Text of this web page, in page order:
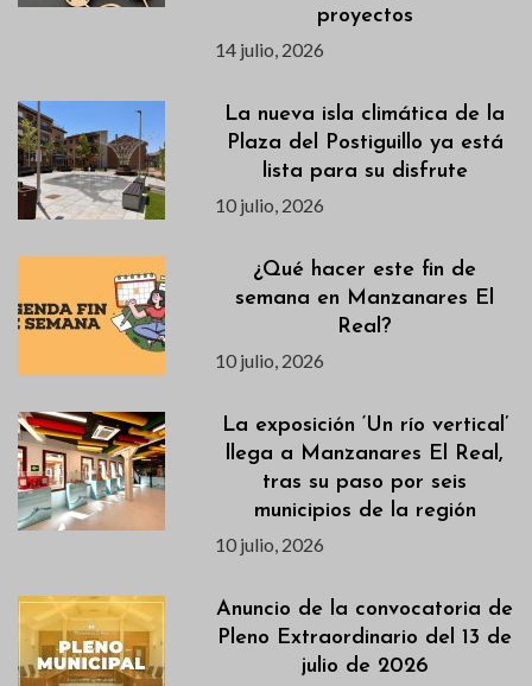
proyectos
14 julio, 2026
La nueva isla climática de la
Plaza del Postiguillo ya está
lista para su disfrute
10 julio, 2026
¿Qué hacer este fin de
semana en Manzanares El
Real?
10 julio, 2026
La exposición ‘Un río vertical’
llega a Manzanares El Real,
tras su paso por seis
municipios de la región
10 julio, 2026
Anuncio de la convocatoria de
Pleno Extraordinario del 13 de
julio de 2026